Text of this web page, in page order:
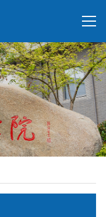
旧版回顾